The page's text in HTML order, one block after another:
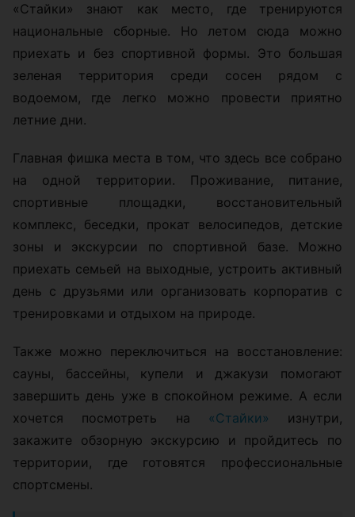
«Стайки» знают как место, где тренируются
национальные сборные. Но летом сюда можно
приехать и без спортивной формы. Это большая
зеленая территория среди сосен рядом с
водоемом, где легко можно провести приятно
летние дни.
Главная фишка места в том, что здесь все собрано
на одной территории. Проживание, питание,
спортивные площадки, восстановительный
комплекс, беседки, прокат велосипедов, детские
зоны и экскурсии по спортивной базе. Можно
приехать семьей на выходные, устроить активный
день с друзьями или организовать корпоратив с
тренировками и отдыхом на природе.
Также можно переключиться на восстановление:
сауны, бассейны, купели и джакузи помогают
завершить день уже в спокойном режиме. А если
хочется посмотреть на «Стайки» изнутри,
закажите обзорную экскурсию и пройдитесь по
территории, где готовятся профессиональные
спортсмены.